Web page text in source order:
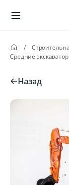
/
Средние
Назад